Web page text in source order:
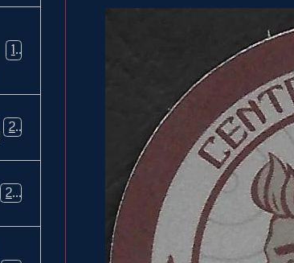
12
26
29